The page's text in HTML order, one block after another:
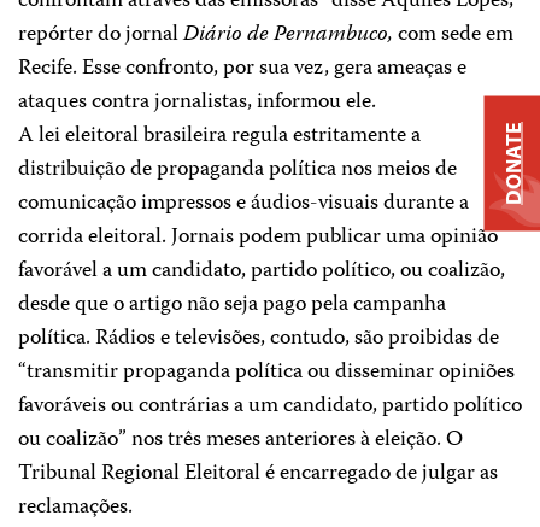
repórter do jornalDiário de Pernambuco,com sede em
Recife. Esse confronto, por sua vez, gera ameaças e
ataques contra jornalistas, informou ele.
A lei eleitoral brasileira regula estritamente a
distribuição de propaganda política nos meios de
comunicação impressos e áudios-visuais durante a
corrida eleitoral. Jornais podem publicar uma opinião
favorável a um candidato, partido político, ou coalizão,
desde que o artigo não seja pago pela campanha
política. Rádios e televisões, contudo, são proibidas de
“transmitir propaganda política ou disseminar opiniões
favoráveis ou contrárias a um candidato, partido político
ou coalizão” nos três meses anteriores à eleição. O
Tribunal Regional Eleitoral é encarregado de julgar as
reclamações.
DONATE